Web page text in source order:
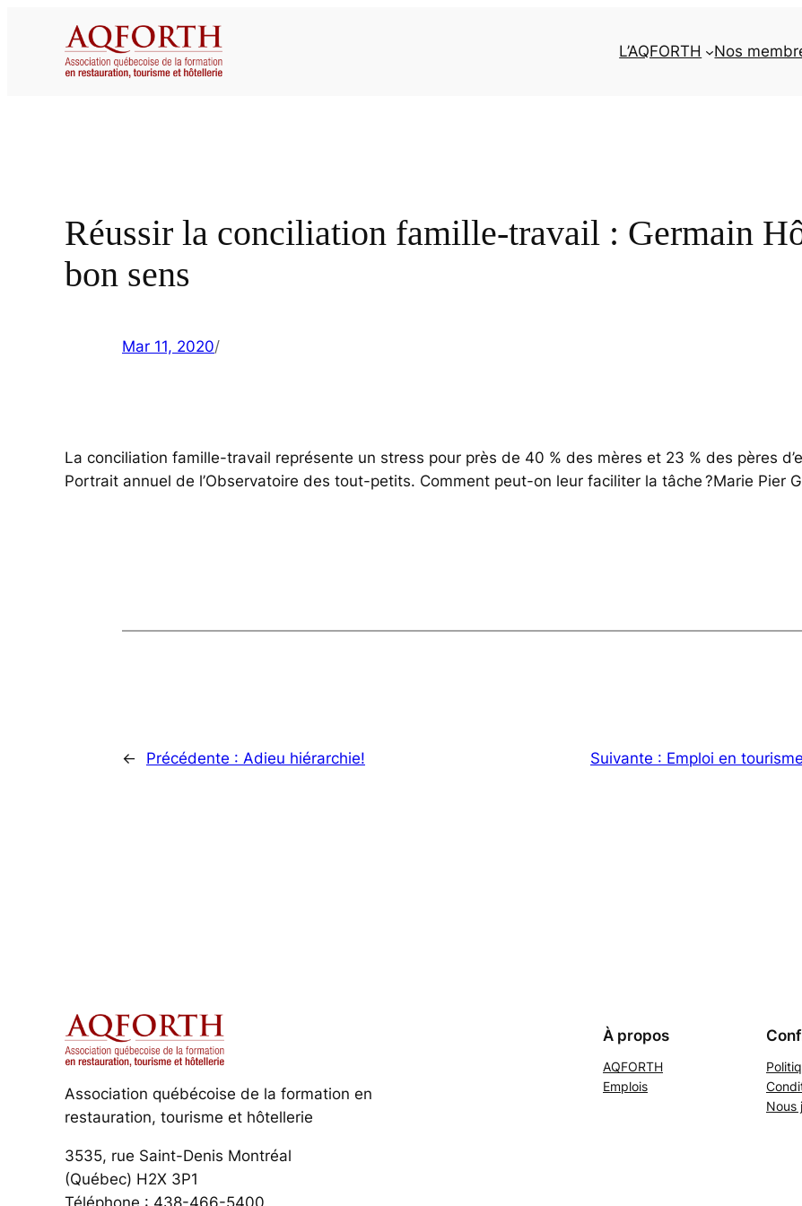
L’AQFORTH Nos
Réussir la conciliation famille-travail : Germain
bon sens
Mar 11, 2020/
La conciliation famille-travail représente un stress pour près de 40 % des mères et 23 % des pères
Portrait annuel de l’Observatoire des tout-petits. Comment peut-on leur faciliter la tâche ?Marie Pier
← Précédente : Adieu hiérarchie! Suivante : Emploi en
Association québécoise de la formation en
restauration, tourisme et hôtellerie
3535, rue Saint-Denis Montréal
(Québec) H2X 3P1
Téléphone : 438-466-5400
À propos
AQFORTH
Emplois
Nous